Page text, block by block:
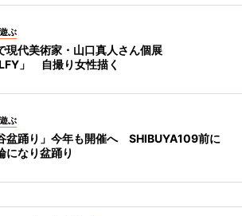
ぶ
現代美術家・山口真人さん個展
」 自撮り女性描く
ぶ
盆踊り」今年も開催へ SHIBUYA109前に
になり盆踊り